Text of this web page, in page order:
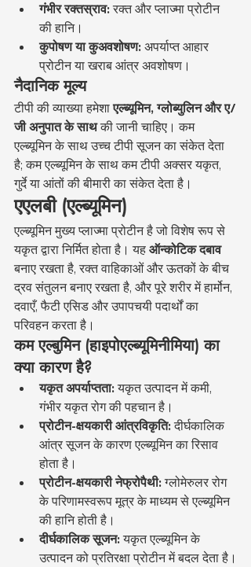
गंभीर रक्तस्राव: रक्त और प्लाज्मा प्रोटीन
की हानि।
कुपोषण या कुअवशोषण: अपर्याप्त आहार
प्रोटीन या खराब आंत्र अवशोषण।
नैदानिक मूल्य
टीपी की व्याख्या हमेशा एल्ब्यूमिन, ग्लोब्युलिन और ए/
जी अनुपात के साथ की जानी चाहिए। कम
एल्ब्यूमिन के साथ उच्च टीपी सूजन का संकेत देता
है; कम एल्ब्यूमिन के साथ कम टीपी अक्सर यकृत,
गुर्दे या आंतों की बीमारी का संकेत देता है।
एएलबी (एल्ब्यूमिन)
एल्ब्यूमिन मुख्य प्लाज्मा प्रोटीन है जो विशेष रूप से
यकृत द्वारा निर्मित होता है। यह ऑन्कोटिक दबाव
बनाए रखता है, रक्त वाहिकाओं और ऊतकों के बीच
द्रव संतुलन बनाए रखता है, और पूरे शरीर में हार्मोन,
दवाएँ, फैटी एसिड और उपापचयी पदार्थों का
परिवहन करता है।
कम एल्बुमिन (हाइपोएल्ब्यूमिनीमिया) का
क्या कारण है?
यकृत अपर्याप्तता: यकृत उत्पादन में कमी,
गंभीर यकृत रोग की पहचान है।
प्रोटीन-क्षयकारी आंत्रविकृति: दीर्घकालिक
आंत्र सूजन के कारण एल्ब्यूमिन का रिसाव
होता है।
प्रोटीन-क्षयकारी नेफ्रोपैथी: ग्लोमेरुलर रोग
के परिणामस्वरूप मूत्र के माध्यम से एल्ब्यूमिन
की हानि होती है।
दीर्घकालिक सूजन: यकृत एल्ब्यूमिन के
उत्पादन को प्रतिरक्षा प्रोटीन में बदल देता है।